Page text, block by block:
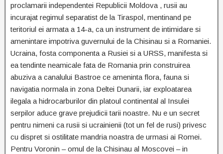
proclamarii independentei Republicii Moldova , rusii au
incurajat regimul separatist de la Tiraspol, mentinand pe
teritoriul ei armata a 14-a, ca un instrument de intimidare si
amenintare impotriva guvernului de la Chisinau si a Romaniei.
Ucraina, fosta componenta a Rusiei si a URSS, manifesta si
ea tendinte neamicale fata de Romania prin construirea
abuziva a canalului Bastroe ce ameninta flora, fauna si
navigatia normala in zona Deltei Dunarii, iar exploatarea
ilegala a hidrocarburilor din platoul continental al Insulei
serpilor aduce grave prejudicii tarii noastre. Nu e un secret
pentru nimeni ca rusii si ucrainienii (tot un fel de rusi) privesc
cu dispret si ostilitate mandria noastra de urmasi ai Romei.
Pentru Voronin – omul de la Chisinau al Moscovei – in